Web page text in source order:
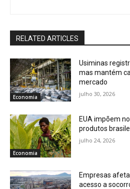
RELATED ARTICLES
Economia
Usiminas
mas mantém
mercado
julho 30, 2026
Economia
EUA impõem
produtos
julho 24, 2026
Empresas
acesso a